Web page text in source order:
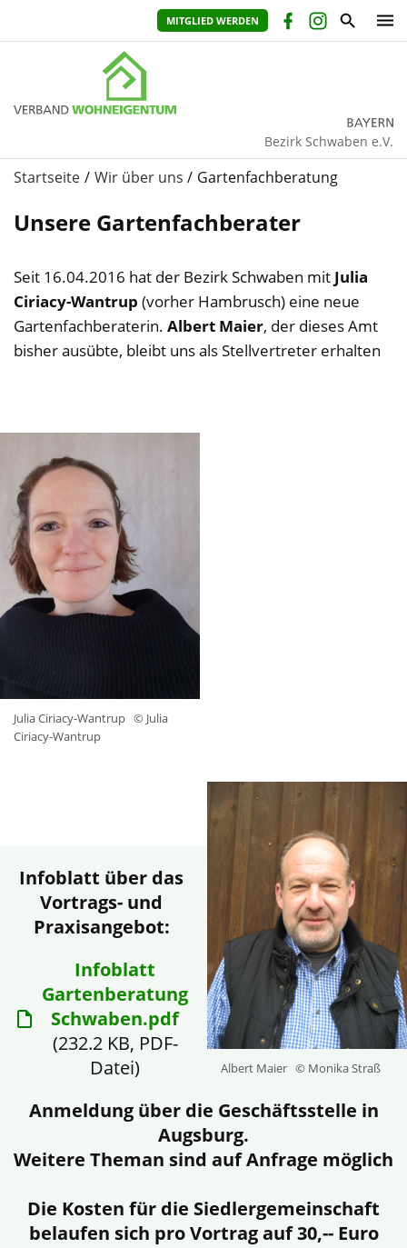
MITGLIED WERDEN
Bezirk Schwaben e.V.
Startseite Wir über uns Gartenfachberatung
Unsere Gartenfachberater
Seit 16.04.2016 hat der Bezirk Schwaben mit Julia
Ciriacy-Wantrup (vorher Hambrusch) eine neue
Gartenfachberaterin. Albert Maier, der dieses Amt
bisher ausübte, bleibt uns als Stellvertreter erhalten
Julia Ciriacy-Wantrup © Julia
Ciriacy-Wantrup
Albert Maier © Monika Straß
Infoblatt über das
Vortrags- und
Praxisangebot:
Infoblatt
Gartenberatung
Schwaben.pdf
(232.2 KB, PDF-
Datei)
Anmeldung über die Geschäftsstelle in
Augsburg.
Weitere Theman sind auf Anfrage möglich
Die Kosten für die Siedlergemeinschaft
belaufen sich pro Vortrag auf 30,-- Euro